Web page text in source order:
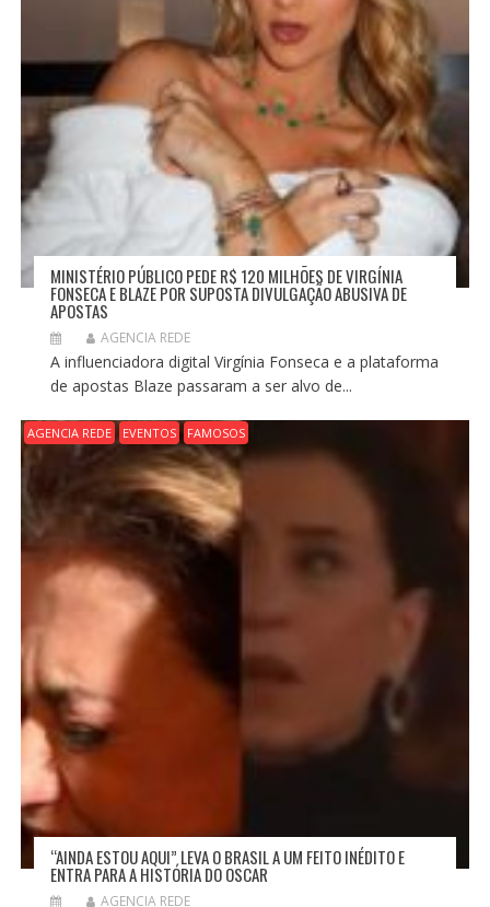
MINISTÉRIO PÚBLICO PEDE R$ 120 MILHÕES DE VIRGÍNIA
FONSECA E BLAZE POR SUPOSTA DIVULGAÇÃO ABUSIVA DE
APOSTAS
AGENCIA REDE
A influenciadora digital Virgínia Fonseca e a plataforma
de apostas Blaze passaram a ser alvo de...
AGENCIA REDE EVENTOS FAMOSOS
“AINDA ESTOU AQUI” LEVA O BRASIL A UM FEITO INÉDITO E
ENTRA PARA A HISTÓRIA DO OSCAR
AGENCIA REDE